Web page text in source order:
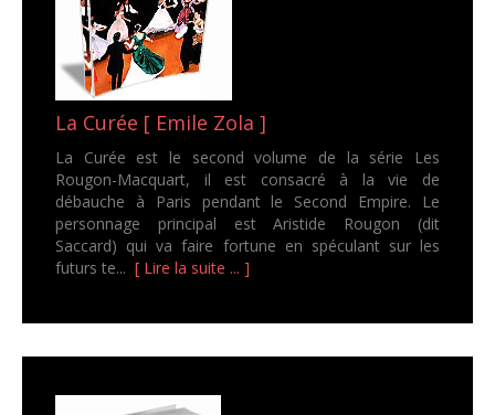
La Curée [ Emile Zola ]
La Curée est le second volume de la série Les
Rougon-Macquart, il est consacré à la vie de
débauche à Paris pendant le Second Empire. Le
personnage principal est Aristide Rougon (dit
Saccard) qui va faire fortune en spéculant sur les
futurs te... [ Lire la suite ... ]